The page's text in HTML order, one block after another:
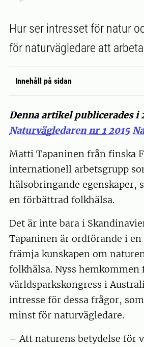
Hur ser intresset för natur
för naturvägledare att
Innehåll på sidan
Denna artikel publicerades i
Naturvägledaren nr 1 2015
Matti Tapaninen från finska
internationell arbetsgrupp
hälsobringande egenskaper,
en förbättrad folkhälsa.
Det är inte bara i
Tapaninen är ordförande i
främja kunskapen om
folkhälsa. Nyss
världsparkskongress i
intresse för dessa frågor,
minst för naturvägledare.
– Att naturens betydelse för